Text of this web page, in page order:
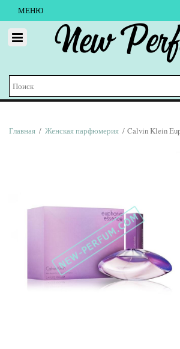
МЕНЮ
New
Главная / Женская парфюмерия / Calvin Klein